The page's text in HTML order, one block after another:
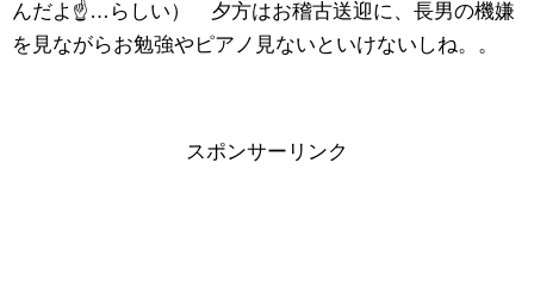
んだよ☝️…らしい） 夕方はお稽古送迎に、長男の機嫌
を見ながらお勉強やピアノ見ないといけないしね。。
スポンサーリンク